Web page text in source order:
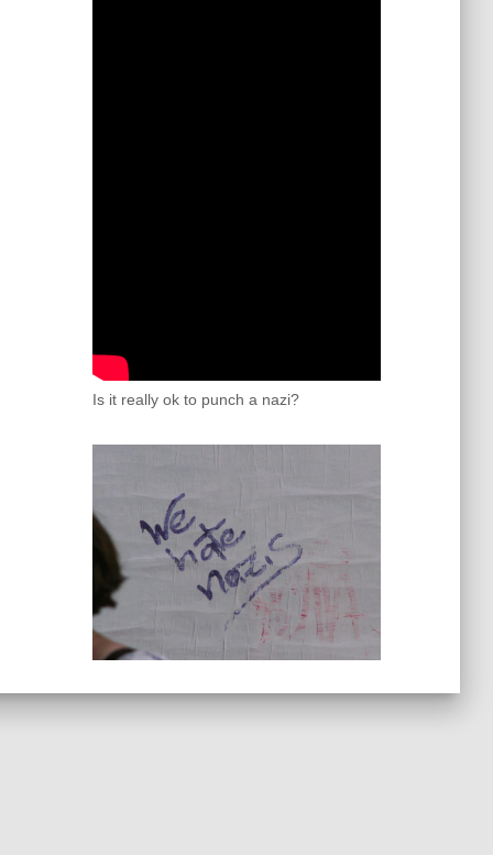
Is it really ok to punch a nazi?